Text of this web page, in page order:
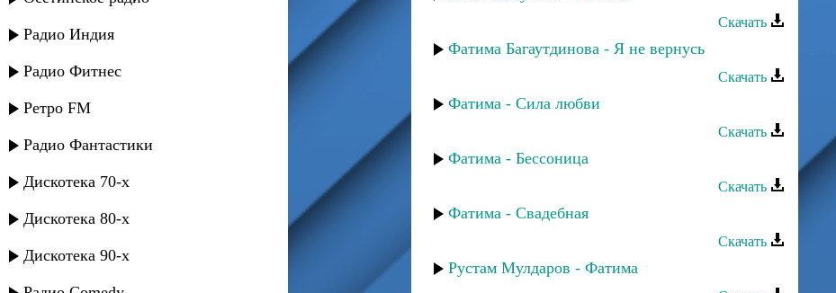
Радио Индия
Радио Фитнес
Ретро FM
Радио Фантастики
Дискотека 70-х
Дискотека 80-х
Дискотека 90-х
Скачать
Фатима Багаутдинова - Я не вернусь
Скачать
Фатима - Сила любви
Скачать
Фатима - Бессоница
Скачать
Фатима - Свадебная
Скачать
Рустам Мулдаров - Фатима